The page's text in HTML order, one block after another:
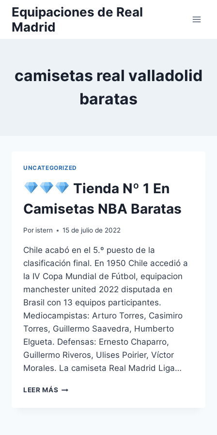
Saltar
contenido
Equipaciones de Real
Madrid
camisetas real valladolid
baratas
UNCATEGORIZED
Tienda Nº 1 En
Camisetas NBA Baratas
Por istern 15 de julio de 2022
Chile acabó en el 5.º puesto de la
clasificación final. En 1950 Chile accedió a
la IV Copa Mundial de Fútbol, equipacion
manchester united 2022 disputada en
Brasil con 13 equipos participantes.
Mediocampistas: Arturo Torres, Casimiro
Torres, Guillermo Saavedra, Humberto
Elgueta. Defensas: Ernesto Chaparro,
Guillermo Riveros, Ulises Poirier, Víctor
Morales. La camiseta Real Madrid Liga…
LEER MÁS